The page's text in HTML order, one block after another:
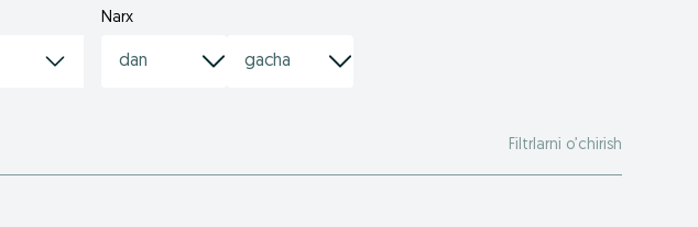
Narx
Filtrlarni o’chirish